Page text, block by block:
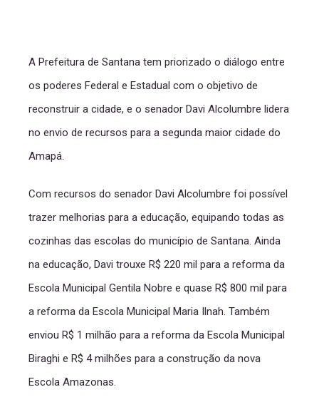
A Prefeitura de Santana tem priorizado o diálogo entre
os poderes Federal e Estadual com o objetivo de
reconstruir a cidade, e o senador Davi Alcolumbre lidera
no envio de recursos para a segunda maior cidade do
Amapá.
Com recursos do senador Davi Alcolumbre foi possível
trazer melhorias para a educação, equipando todas as
cozinhas das escolas do município de Santana. Ainda
na educação, Davi trouxe R$ 220 mil para a reforma da
Escola Municipal Gentila Nobre e quase R$ 800 mil para
a reforma da Escola Municipal Maria Ilnah. Também
enviou R$ 1 milhão para a reforma da Escola Municipal
Biraghi e R$ 4 milhões para a construção da nova
Escola Amazonas.